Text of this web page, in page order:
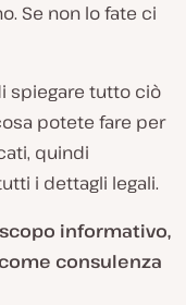
Se non lo fate ci
spiegare tutto ciò
potete fare per
quindi
i dettagli legali.
informativo,
consulenza